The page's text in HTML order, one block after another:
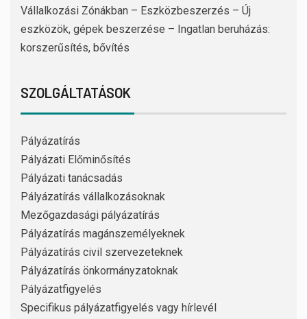
Vállalkozási Zónákban – Eszközbeszerzés – Új
eszközök, gépek beszerzése – Ingatlan beruházás:
korszerűsítés, bővítés
SZOLGÁLTATÁSOK
Pályázatírás
Pályázati Előminősítés
Pályázati tanácsadás
Pályázatírás vállalkozásoknak
Mezőgazdasági pályázatírás
Pályázatírás magánszemélyeknek
Pályázatírás civil szervezeteknek
Pályázatírás önkormányzatoknak
Pályázatfigyelés
Specifikus pályázatfigyelés vagy hírlevél